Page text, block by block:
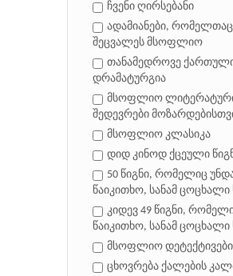
ჩვენი ღირსებანი
ადამიანები, რომელთაც
შეცვალეს მსოფლიო
თანამედროვე
დრამატურგია
მსოფლიო
შედევრები
მსოფლიო კლასიკა
დიდ კინოდ ქცეული
50 წიგნი, რომელიც
წაიკითხო, სანამ ცოცხალი
კიდევ 49 წიგნი,
წაიკითხო, სანამ ცოცხალი
მსოფლიო
ცხოვრება ქალების